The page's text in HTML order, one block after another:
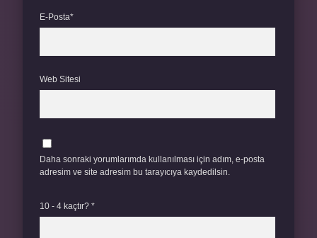
E-Posta*
Web Sitesi
Daha sonraki yorumlarımda kullanılması için adım, e-posta
adresim ve site adresim bu tarayıcıya kaydedilsin.
10 - 4 kaçtır? *